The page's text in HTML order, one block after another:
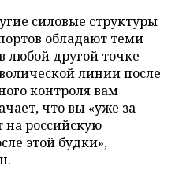
силовые структуры
обладают теми
другой точке
линии после
контроля вам
что вы «уже за
на российскую
этой будки»,